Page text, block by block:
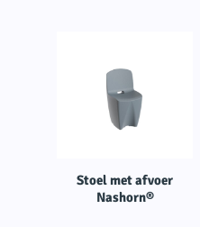
Stoel met afvoer
Nashorn®